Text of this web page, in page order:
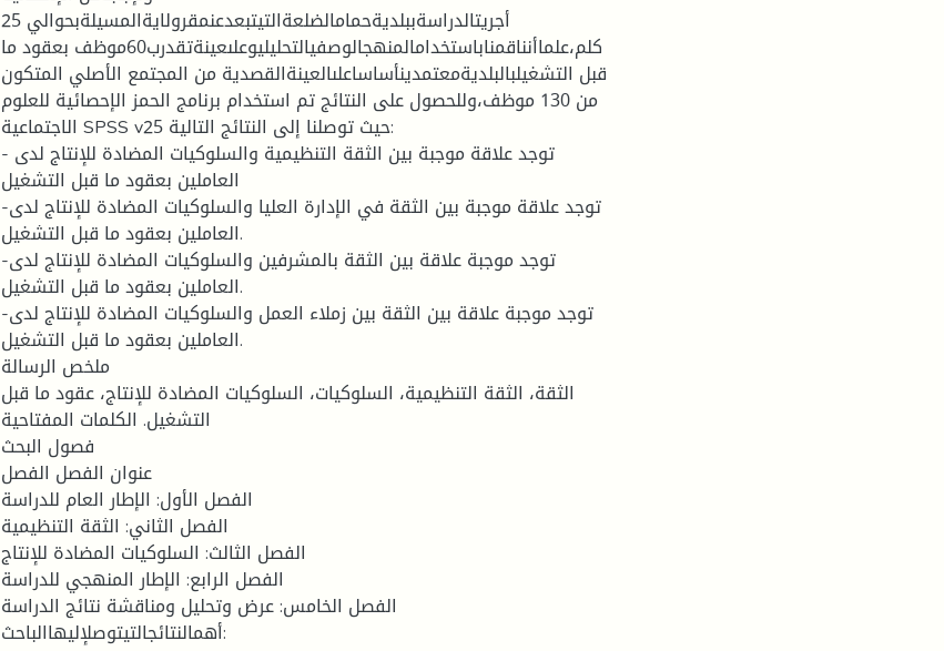
أجريتالدراسةببلديةحمامالضلعةالتيتبعدعنمقرولايةالمسيلةبحوالي 25
كلم،علماأنناقمناباستخدامالمنهجالوصفيالتحليليوعلىعينةتقدرب60موظف بعقود ما
قبل التشغيلبالبلديةمعتمدينأساساعلىالعينةالقصدية من المجتمع الأصلي المتكون
من 130 موظف،وللحصول على النتائج تم استخدام برنامج الحمز الإحصائية للعلوم
الاجتماعية SPSS v25 حيث توصلنا إلى النتائج التالية:
- توجد علاقة موجبة بين الثقة التنظيمية والسلوكيات المضادة للإنتاج لدى
العاملين بعقود ما قبل التشغيل
-توجد علاقة موجبة بين الثقة في الإدارة العليا والسلوكيات المضادة للإنتاج لدى
العاملين بعقود ما قبل التشغيل.
-توجد موجبة علاقة بين الثقة بالمشرفين والسلوكيات المضادة للإنتاج لدى
العاملين بعقود ما قبل التشغيل.
-توجد موجبة علاقة بين الثقة بين زملاء العمل والسلوكيات المضادة للإنتاج لدى
العاملين بعقود ما قبل التشغيل.
ملخص الرسالة
الثقة، الثقة التنظيمية، السلوكيات، السلوكيات المضادة للإنتاج، عقود ما قبل
التشغيل. الكلمات المفتاحية
فصول البحث
عنوان الفصل الفصل
الفصل الأول: الإطار العام للدراسة
الفصل الثاني: الثقة التنظيمية
الفصل الثالث: السلوكيات المضادة للإنتاج
الفصل الرابع: الإطار المنهجي للدراسة
الفصل الخامس: عرض وتحليل ومناقشة نتائج الدراسة
أهمالنتائجالتيتوصلإليهاالباحث: